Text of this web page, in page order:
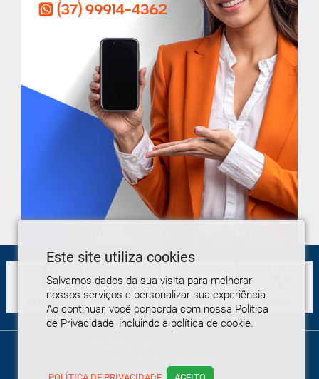
Este site utiliza cookies
Salvamos dados da sua visita para melhorar
nossos serviços e personalizar sua experiência.
Ao continuar, você concorda com nossa Política
de Privacidade, incluindo a política de cookie.
PROGRAMA CUIDAR